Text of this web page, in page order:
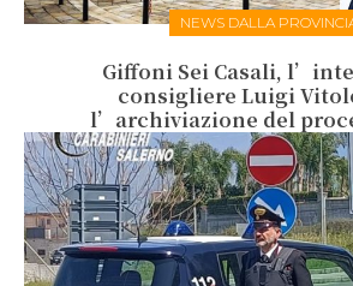
NEWS DALLA
Giffoni Sei Casali,
consigliere Luigi
l’archiviazione del